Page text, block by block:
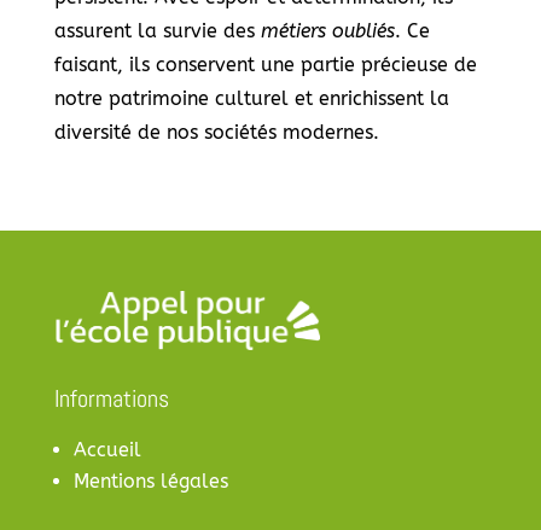
assurent la survie des métiers oubliés. Ce
faisant, ils conservent une partie précieuse de
notre patrimoine culturel et enrichissent la
diversité de nos sociétés modernes.
Informations
Accueil
Mentions légales